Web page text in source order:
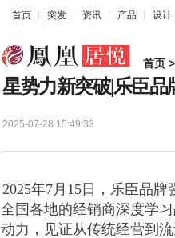
首页 突发 资讯 产品 设计
首页 >
星势力新突破|乐臣品
2025-07-28 15:49:33
2025年7月15日，乐臣品
全国各地的经销商深度学
动力，见证从传统经营到